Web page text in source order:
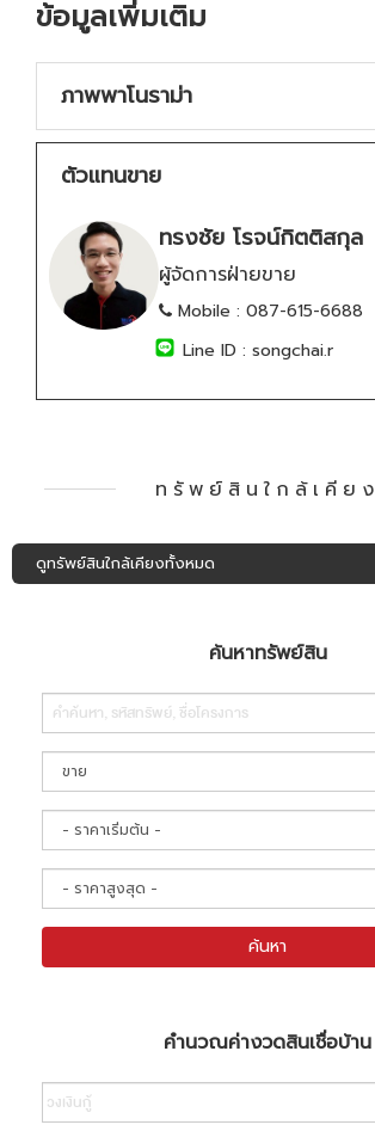
ข้อมูลเพิ่มเติม
ภาพพาโนราม่า
ตัวแทนขาย
ทรงชัย โรจน์กิตติสกุล
ผู้จัดการฝ่ายขาย
Mobile : 087-615-6688
Line ID : songchai.r
ทรัพย์สินใกล้เคียง
ดูทรัพย์สินใกล้เคียงทั้งหมด
ค้นหาทรัพย์สิน
Search
ค้นหา
คำนวณค่างวดสินเชื่อบ้าน
Search